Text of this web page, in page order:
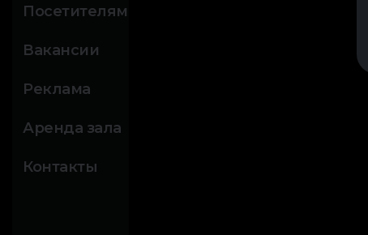
Посетителям
Вакансии
Реклама
Аренда зала
Контакты